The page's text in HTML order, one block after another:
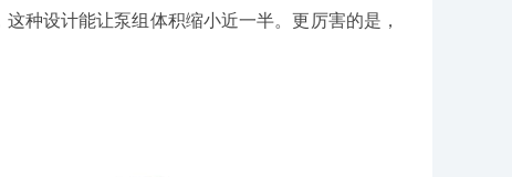
设计能让泵组体积缩小近一半。更厉害的是，